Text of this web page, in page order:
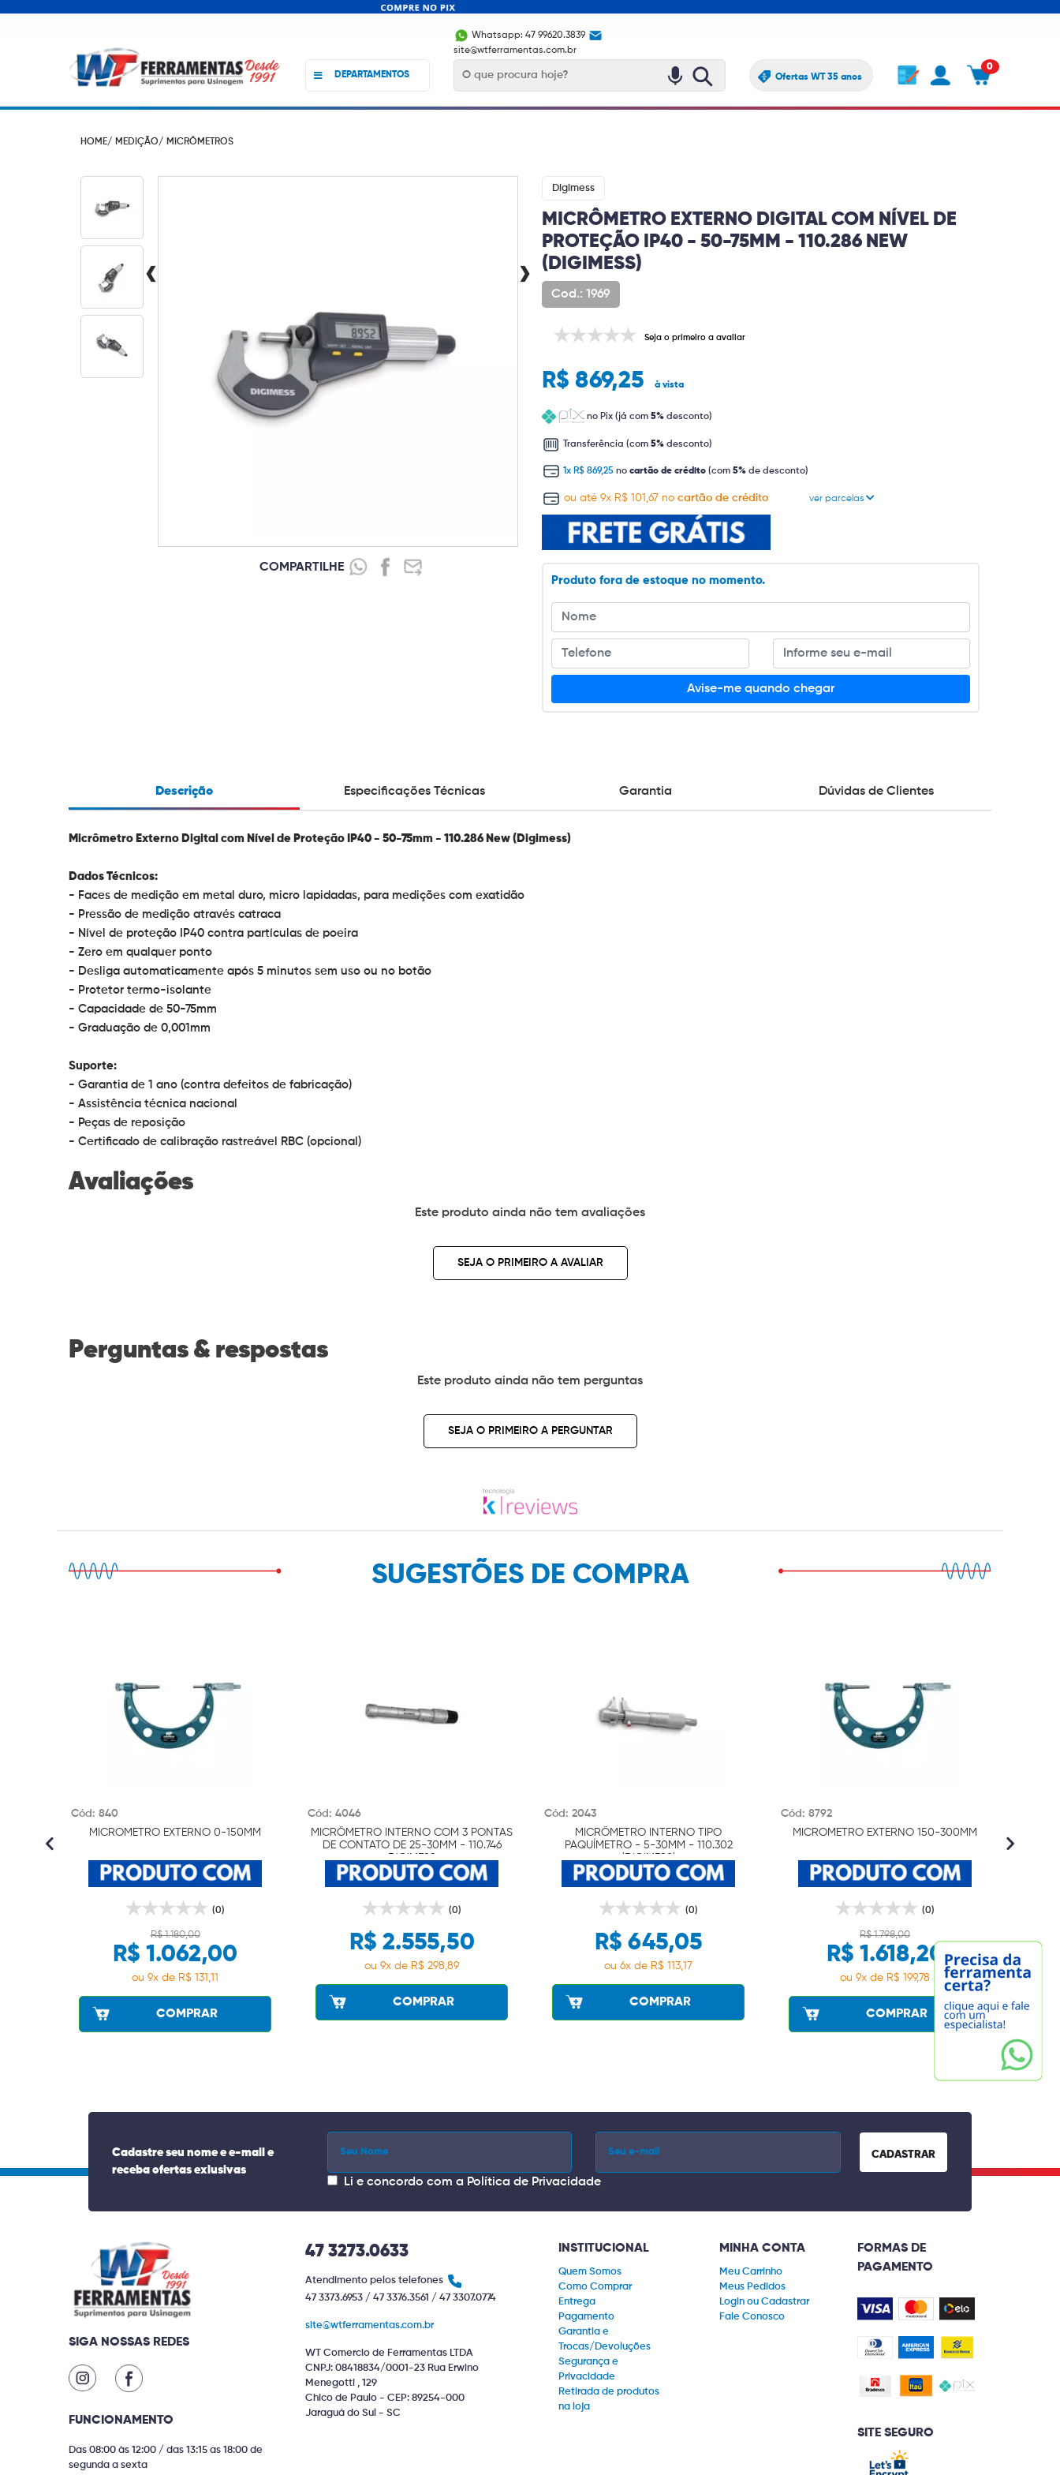
DEPARTAMENTOS
Whatsapp: 47 99620.3839
site@wtferramentas.com.br
Ofertas WT 35 anos
0
HOME/ MEDIÇÃO/ MICRÔMETROS
‹ ›
COMPARTILHE
Digimess
MICRÔMETRO EXTERNO DIGITAL COM NÍVEL DE
PROTEÇÃO IP40 - 50-75MM - 110.286 NEW
(DIGIMESS)
Cod.: 1969
Seja o primeiro a avaliar
R$ 869,25 à vista
no Pix (já com 5% desconto)
Transferência (com 5% desconto)
1x R$ 869,25 no cartão de crédito (com 5% de desconto)
ou até 9x R$ 101,67 no cartão de crédito ver parcelas
Produto fora de estoque no momento.
Avise-me quando chegar
Descrição Especificações Técnicas Garantia Dúvidas de Clientes
Micrômetro Externo Digital com Nível de Proteção IP40 - 50-75mm - 110.286 New (Digimess)
Dados Técnicos:
- Faces de medição em metal duro, micro lapidadas, para medições com exatidão
- Pressão de medição através catraca
- Nível de proteção IP40 contra partículas de poeira
- Zero em qualquer ponto
- Desliga automaticamente após 5 minutos sem uso ou no botão
- Protetor termo-isolante
- Capacidade de 50-75mm
- Graduação de 0,001mm
Suporte:
- Garantia de 1 ano (contra defeitos de fabricação)
- Assistência técnica nacional
- Peças de reposição
- Certificado de calibração rastreável RBC (opcional)
Avaliações
Este produto ainda não tem avaliações
SEJA O PRIMEIRO A AVALIAR
Perguntas & respostas
Este produto ainda não tem perguntas
SEJA O PRIMEIRO A PERGUNTAR
SUGESTÕES DE COMPRA
Cód: 840
MICROMETRO EXTERNO 0-150MM
(0)
R$ 1.180,00
R$ 1.062,00
ou 9x de R$ 131,11
COMPRAR
Cód: 4046
MICRÔMETRO INTERNO COM 3 PONTAS
DE CONTATO DE 25-30MM - 110.746
DIGIMESS
(0)
R$ 2.555,50
ou 9x de R$ 298,89
COMPRAR
Cód: 2043
MICRÔMETRO INTERNO TIPO
PAQUÍMETRO - 5-30MM - 110.302
(DIGIMESS)
(0)
R$ 645,05
ou 6x de R$ 113,17
COMPRAR
Cód: 8792
MICROMETRO EXTERNO 150-300MM
(0)
R$ 1.798,00
R$ 1.618,20
ou 9x de R$ 199,78
COMPRAR
Cadastre seu nome e e-mail e
receba ofertas exlusivas
CADASTRAR
Li e concordo com a Política de Privacidade
SIGA NOSSAS REDES
FUNCIONAMENTO
Das 08:00 às 12:00 / das 13:15 as 18:00 de
segunda a sexta
47 3273.0633
Atendimento pelos telefones
47 3373.6953 / 47 3376.3561 / 47 3307.0774
site@wtferramentas.com.br
WT Comercio de Ferramentas LTDA
CNPJ: 08418834/0001-23 Rua Erwino
Menegotti , 129
Chico de Paulo - CEP: 89254-000
Jaraguá do Sul - SC
INSTITUCIONAL
Quem Somos
Como Comprar
Entrega
Pagamento
Garantia e
Trocas/Devoluções
Segurança e
Privacidade
Retirada de produtos
na loja
MINHA CONTA
Meu Carrinho
Meus Pedidos
Login ou Cadastrar
Fale Conosco
FORMAS DE
PAGAMENTO
SITE SEGURO